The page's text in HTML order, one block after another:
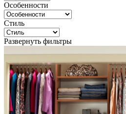
Особенности
Стиль
Развернуть фильтры